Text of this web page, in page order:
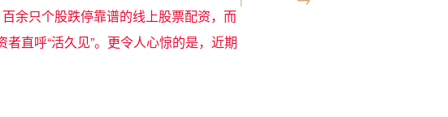
余只个股跌停靠谱的线上股票配资，而
直呼“活久见”。更令人心惊的是，近期